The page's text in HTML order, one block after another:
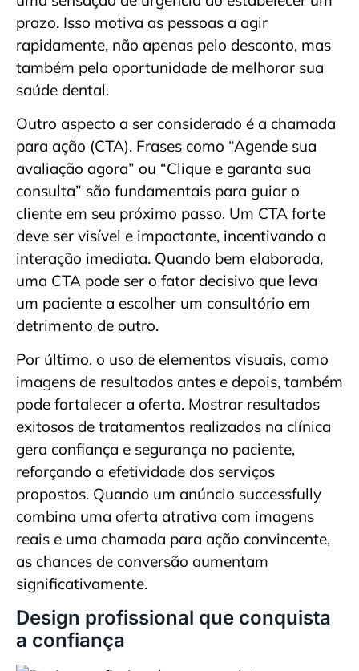
prazo. Isso motiva as pessoas a agir
rapidamente, não apenas pelo desconto, mas
também pela oportunidade de melhorar sua
saúde dental.
Outro aspecto a ser considerado é a chamada
para ação (CTA). Frases como “Agende sua
avaliação agora” ou “Clique e garanta sua
consulta” são fundamentais para guiar o
cliente em seu próximo passo. Um CTA forte
deve ser visível e impactante, incentivando a
interação imediata. Quando bem elaborada,
uma CTA pode ser o fator decisivo que leva
um paciente a escolher um consultório em
detrimento de outro.
Por último, o uso de elementos visuais, como
imagens de resultados antes e depois, também
pode fortalecer a oferta. Mostrar resultados
exitosos de tratamentos realizados na clínica
gera confiança e segurança no paciente,
reforçando a efetividade dos serviços
propostos. Quando um anúncio successfully
combina uma oferta atrativa com imagens
reais e uma chamada para ação convincente,
as chances de conversão aumentam
significativamente.
Design profissional que conquista
a confiança